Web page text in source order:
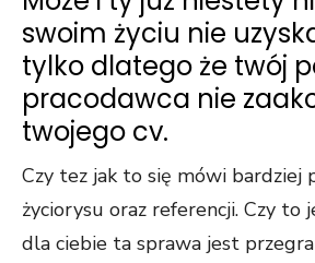
swoim życiu nie
tylko dlatego że twój
pracodawca nie
twojego cv.
Czy tez jak to się mówi bardziej
życiorysu oraz referencji. Czy to
dla ciebie ta sprawa jest